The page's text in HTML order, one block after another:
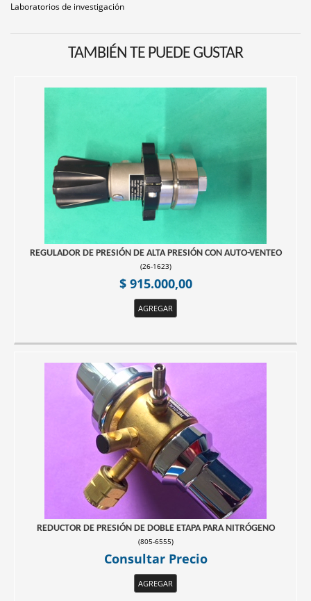
Laboratorios de investigación
TAMBIÉN TE PUEDE GUSTAR
REGULADOR DE PRESIÓN DE ALTA PRESIÓN CON AUTO-VENTEO
(26-1623)
$ 915.000,00
AGREGAR
REDUCTOR DE PRESIÓN DE DOBLE ETAPA PARA NITRÓGENO
(805-6555)
Consultar Precio
AGREGAR